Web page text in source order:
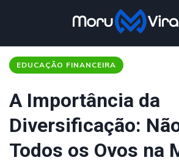
EDUCAÇÃO FINANCEIRA
A Importância da
Diversificação:
Todos os Ovos na